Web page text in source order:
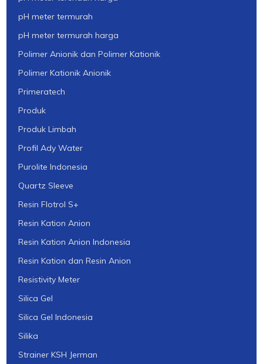
pH meter termurah
pH meter termurah harga
Polimer Anionik dan Polimer Kationik
Polimer Kationik Anionik
Primeratech
Produk
Produk Limbah
Profil Ady Water
Purolite Indonesia
Quartz Sleeve
Resin Flotrol S+
Resin Kation Anion
Resin Kation Anion Indonesia
Resin Kation dan Resin Anion
Resistivity Meter
Silica Gel
Silica Gel Indonesia
Silika
Strainer KSH Jerman